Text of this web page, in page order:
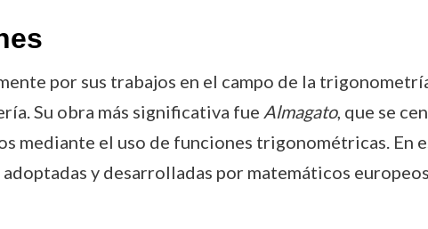
por sus trabajos en el campo de la
Su obra más significativa fue Almagato, que se
mediante el uso de funciones trigonométricas. En
y desarrolladas por matemáticos